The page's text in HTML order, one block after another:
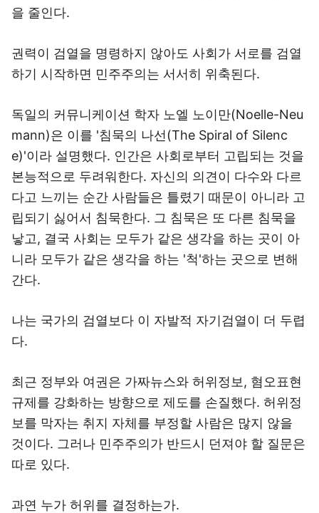
을 줄인다.
권력이 검열을 명령하지 않아도 사회가 서로를 검열
하기 시작하면 민주주의는 서서히 위축된다.
독일의 커뮤니케이션 학자 노엘 노이만(Noelle-Neu
mann)은 이를 '침묵의 나선(The Spiral of Silenc
e)'이라 설명했다. 인간은 사회로부터 고립되는 것을
본능적으로 두려워한다. 자신의 의견이 다수와 다르
다고 느끼는 순간 사람들은 틀렸기 때문이 아니라 고
립되기 싫어서 침묵한다. 그 침묵은 또 다른 침묵을
낳고, 결국 사회는 모두가 같은 생각을 하는 곳이 아
니라 모두가 같은 생각을 하는 '척'하는 곳으로 변해
간다.
나는 국가의 검열보다 이 자발적 자기검열이 더 두렵
다.
최근 정부와 여권은 가짜뉴스와 허위정보, 혐오표현
규제를 강화하는 방향으로 제도를 손질했다. 허위정
보를 막자는 취지 자체를 부정할 사람은 많지 않을
것이다. 그러나 민주주의가 반드시 던져야 할 질문은
따로 있다.
과연 누가 허위를 결정하는가.